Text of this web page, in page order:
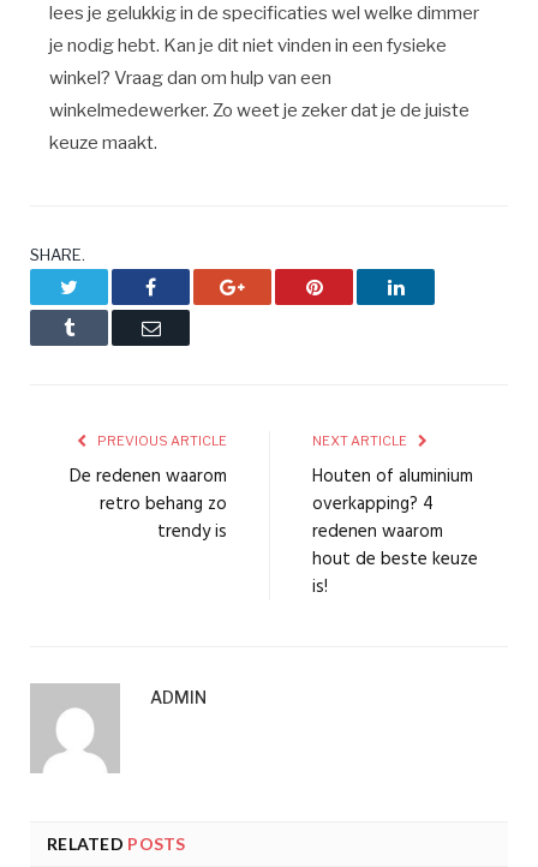
lees je gelukkig in de specificaties wel welke dimmer
je nodig hebt. Kan je dit niet vinden in een fysieke
winkel? Vraag dan om hulp van een
winkelmedewerker. Zo weet je zeker dat je de juiste
keuze maakt.
SHARE.
Facebook Google+ Pinterest LinkedIn
Tumblr Email
PREVIOUS ARTICLE
De redenen waarom
retro behang zo
trendy is
NEXT ARTICLE
Houten of aluminium
overkapping? 4
redenen waarom
hout de beste keuze
is!
ADMIN
RELATED POSTS